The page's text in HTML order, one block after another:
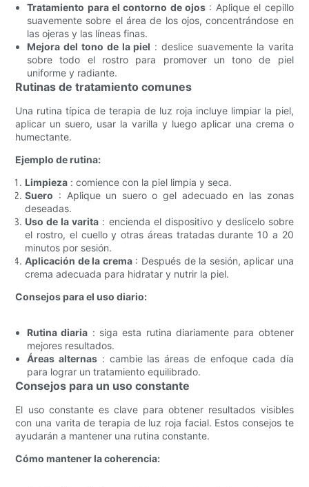
Tratamiento para el contorno de ojos : Aplique el cepillo
suavemente sobre el área de los ojos, concentrándose en
las ojeras y las líneas finas.
Mejora del tono de la piel : deslice suavemente la varita
sobre todo el rostro para promover un tono de piel
uniforme y radiante.
Rutinas de tratamiento comunes
Una rutina típica de terapia de luz roja incluye limpiar la piel,
aplicar un suero, usar la varilla y luego aplicar una crema o
humectante.
Ejemplo de rutina:
Limpieza : comience con la piel limpia y seca.
Suero : Aplique un suero o gel adecuado en las zonas
deseadas.
Uso de la varita : encienda el dispositivo y deslícelo sobre
el rostro, el cuello y otras áreas tratadas durante 10 a 20
minutos por sesión.
Aplicación de la crema: Después de la sesión, aplicar una
crema adecuada para hidratar y nutrir la piel.
Consejos para el uso diario:
Rutina diaria : siga esta rutina diariamente para obtener
mejores resultados.
Áreas alternas : cambie las áreas de enfoque cada día
para lograr un tratamiento equilibrado.
Consejos para un uso constante
El uso constante es clave para obtener resultados visibles
con una varita de terapia de luz roja facial. Estos consejos te
ayudarán a mantener una rutina constante.
Cómo mantener la coherencia: